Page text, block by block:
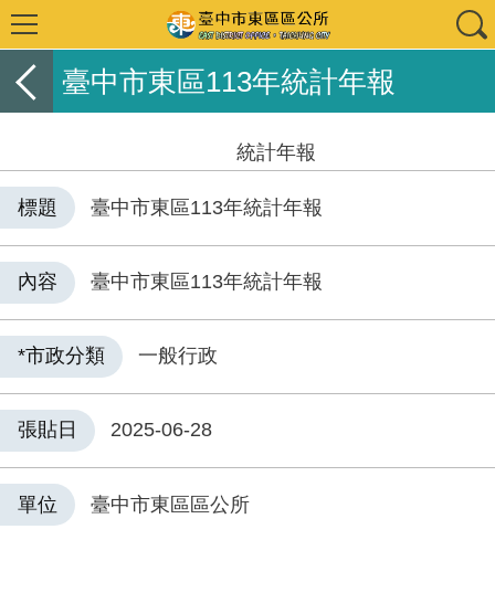
臺中市東區113年統計年報
統計年報
標題 臺中市東區113年統計年報
內容 臺中市東區113年統計年報
*市政分類 一般行政
張貼日 2025-06-28
單位 臺中市東區區公所